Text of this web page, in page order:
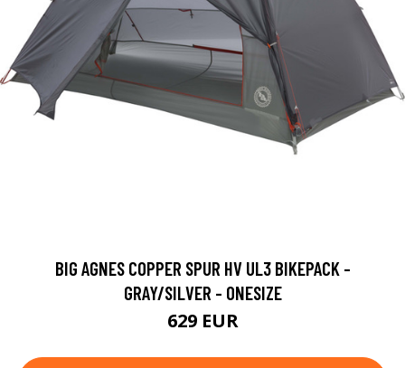
BIG AGNES COPPER SPUR HV UL3 BIKEPACK -
GRAY/SILVER - ONESIZE
629 EUR